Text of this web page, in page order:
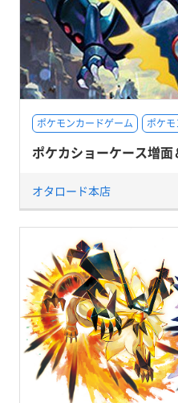
ポケモンカードゲーム ポケ
ポケカショーケース増
オタロード本店